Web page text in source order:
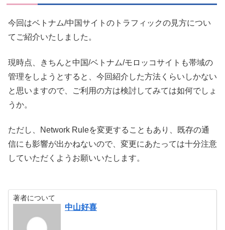
今回はベトナム/中国サイトのトラフィックの見方につい
てご紹介いたしました。
現時点、きちんと中国/ベトナム/モロッコサイトも帯域の
管理をしようとすると、今回紹介した方法くらいしかない
と思いますので、ご利用の方は検討してみては如何でしょ
うか。
ただし、Network Ruleを変更することもあり、既存の通
信にも影響が出かねないので、変更にあたっては十分注意
していただくようお願いいたします。
著者について
中山好喜